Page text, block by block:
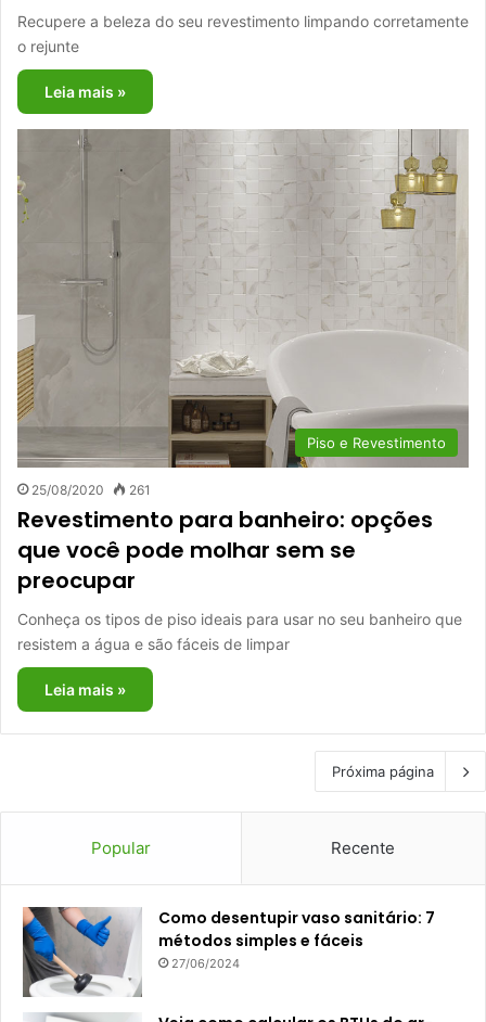
Recupere a beleza do seu revestimento limpando corretamente
o rejunte
Leia mais »
Piso e Revestimento
25/08/2020 261
Revestimento para banheiro: opções
que você pode molhar sem se
preocupar
Conheça os tipos de piso ideais para usar no seu banheiro que
resistem a água e são fáceis de limpar
Leia mais »
Próxima página
Popular Recente
Como desentupir vaso sanitário: 7
métodos simples e fáceis
27/06/2024